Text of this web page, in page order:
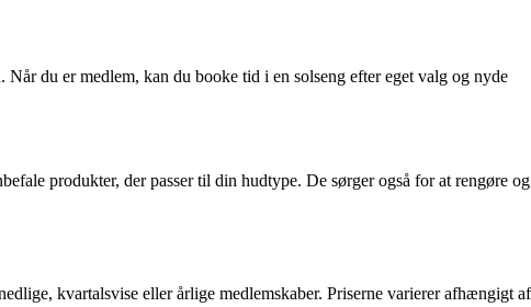
du er medlem, kan du booke tid i en solseng efter eget valg og nyde
produkter, der passer til din hudtype. De sørger også for at rengøre og
kvartalsvise eller årlige medlemskaber. Priserne varierer afhængigt af